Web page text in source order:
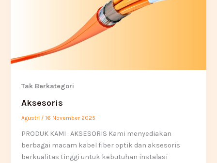
Tak Berkategori
Aksesoris
Agustri /16 November 2025
PRODUK KAMI : AKSESORIS Kami menyediakan
berbagai macam kabel fiber optik dan aksesoris
berkualitas tinggi untuk kebutuhan instalasi